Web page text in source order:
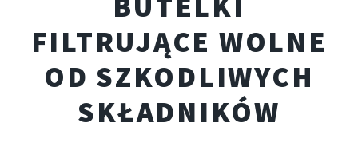
FILTRUJĄCE WOLNE
OD SZKODLIWYCH
SKŁADNIKÓW